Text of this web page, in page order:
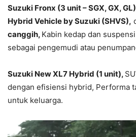
Suzuki Fronx (3 unit – SGX, GX,
Hybrid Vehicle by Suzuki (SHVS),
canggih, Kabin kedap dan
sebagai pengemudi atau
Suzuki New XL7 Hybrid (1 unit),
dengan efisiensi hybrid, Performa
untuk keluarga.